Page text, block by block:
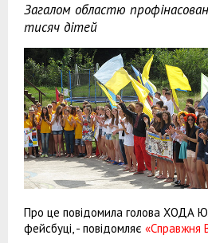
Загалом областю
тисяч дітей
Про це повідомила голова ХОДА
фейсбуці, - повідомляє «Справжня